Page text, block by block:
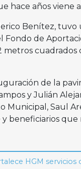
hace años viene
Benítez, tuvo
Fondo de
metros
de la
y Julián
Municipal, Saul
beneficiarios que
HGM servicios